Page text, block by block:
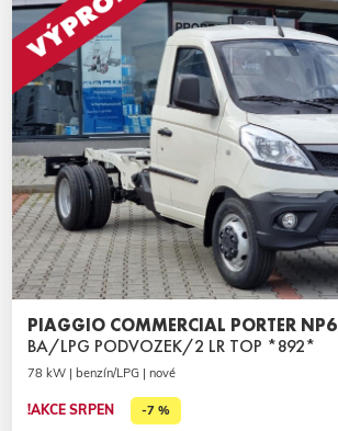
PIAGGIO COMMERCIAL PORTER NP6
BA/LPG PODVOZEK/2 LR TOP *892*
78 kW | benzín/LPG | nové
!AKCE SRPEN -7 %